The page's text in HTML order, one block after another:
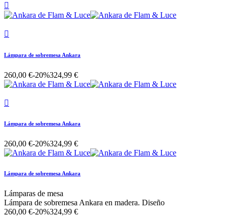


Lámpara de sobremesa Ankara
260,00 €-20%324,99 €

Lámpara de sobremesa Ankara
260,00 €-20%324,99 €
Lámpara de sobremesa Ankara
Lámparas de mesa
Lámpara de sobremesa Ankara en madera. Diseño
260,00 €-20%324,99 €